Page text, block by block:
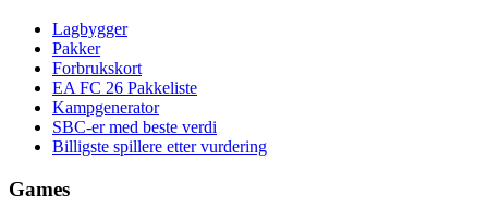
Lagbygger
Pakker
Forbrukskort
EA FC 26 Pakkeliste
Kampgenerator
SBC-er med beste verdi
Billigste spillere etter vurdering
Games